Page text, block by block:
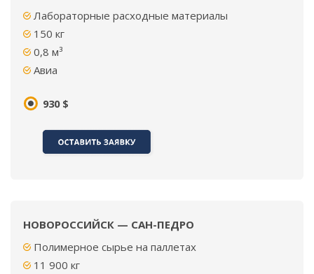
Лабораторные расходные материалы
150 кг
0,8 м³
Авиа
930 $
НОВОРОССИЙСК — САН-ПЕДРО
Полимерное сырье на паллетах
11 900 кг